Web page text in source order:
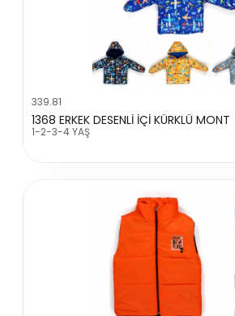
339.81
1368 ERKEK DESENLİ İÇİ KÜRKLÜ MONT
1-2-3-4 YAŞ